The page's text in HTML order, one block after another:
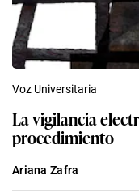
Voz Universitaria
La vigilancia
procedimiento
Ariana Zafra